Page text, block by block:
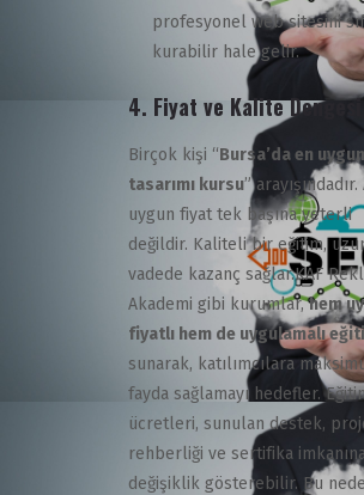
profesyonel web sitesini
kurabilir hale gelir.
4. Fiyat ve Kalite Dengesi
Birçok kişi “Bursa’da en
tasarımı kursu”
uygun fiyat tek başına yeterli
değildir. Kaliteli bir eğitim,
vadede kazanç sağlar.KAF
Akademi gibi kurumlar,hem
fiyatlı hem de uygulamalı
sunarak, katılımcılara
fayda sağlamayı hedefler.
ücretleri, sunulan destek,
rehberliği ve sertifika
değişiklik gösterebilir. Bu